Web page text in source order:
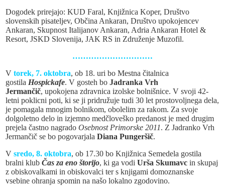
Dogodek prirejajo: KUD Faral, Knjižnica Koper, Društvo
slovenskih pisateljev, Občina Ankaran, Društvo upokojencev
Ankaran, Skupnost Italijanov Ankaran, Adria Ankaran Hotel &
Resort, JSKD Slovenija, JAK RS in Združenje Muzofil.
…………………………
V torek, 7. oktobra, ob 18. uri bo Mestna čitalnica
gostila Hospickafe. V gosteh bo Jadranka Vrh
Jermančič, upokojena zdravnica izolske bolnišnice. V svoji 42-
letni poklicni poti, ki se ji pridružuje tudi 30 let prostovoljnega dela,
je pomagala mnogim bolnikom, obolelim za rakom. Za svoje
dolgoletno delo in izjemno medčloveško predanost je med drugim
prejela častno nagrado Osebnost Primorske 2011. Z Jadranko Vrh
Jermančič se bo pogovarjala Diana Pungeršič.
V sredo, 8. oktobra, ob 17.30 bo Knjižnica Semedela gostila
bralni klub Čas za eno štorijo, ki ga vodi Urša Skumavc in skupaj
z obiskovalkami in obiskovalci ter s knjigami domoznanske
vsebine ohranja spomin na našo lokalno zgodovino.